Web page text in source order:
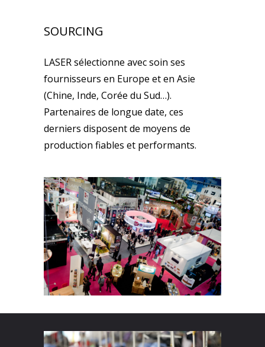
SOURCING
LASER sélectionne avec soin ses
fournisseurs en Europe et en Asie
(Chine, Inde, Corée du Sud…).
Partenaires de longue date, ces
derniers disposent de moyens de
production fiables et performants.